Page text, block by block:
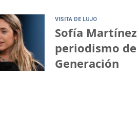
VISITA DE LUJO
Sofía
periodismo de
Generación